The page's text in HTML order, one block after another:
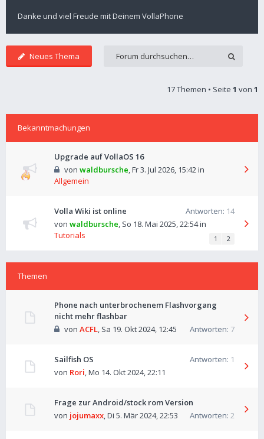
Danke und viel Freude mit Deinem VollaPhone
Neues Thema
17 Themen • Seite 1 von 1
Bekanntmachungen
Upgrade auf VollaOS 16
von waldbursche,Fr 3. Jul 2026, 15:42in
Allgemein
Volla Wiki ist online Antworten: 14
von waldbursche, So 18. Mai 2025, 22:54in
Tutorials
1 2
Themen
Phone nach unterbrochenem Flashvorgang
nicht mehr flashbar
Antworten: 7
von ACFL, Sa 19. Okt 2024, 12:45
Sailfish OS Antworten: 1
von Rori,Mo 14. Okt 2024, 22:11
Frage zur Android/stock rom Version
Antworten: 2
von jojumaxx,Di 5. Mär 2024, 22:53